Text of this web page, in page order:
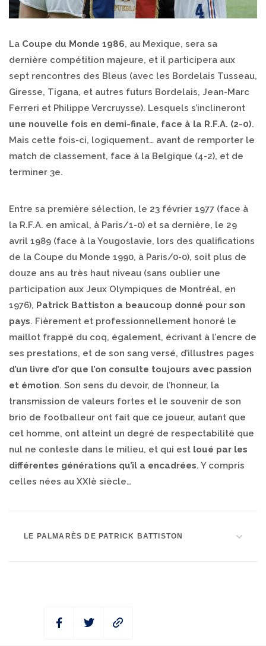
La Coupe du Monde 1986, au Mexique, sera sa
dernière compétition majeure, et il participera aux
sept rencontres des Bleus (avec les Bordelais Tusseau,
Giresse, Tigana, et autres futurs Bordelais, Jean-Marc
Ferreri et Philippe Vercruysse). Lesquels s’inclineront
une nouvelle fois en demi-finale, face à la R.F.A. (2-0).
Mais cette fois-ci, logiquement… avant de remporter le
match de classement, face à la Belgique (4-2), et de
terminer 3e.
Entre sa première sélection, le 23 février 1977 (face à
la R.F.A. en amical, à Paris/1-0) et sa dernière, le 29
avril 1989 (face à la Yougoslavie, lors des qualifications
de la Coupe du Monde 1990, à Paris/0-0), soit plus de
douze ans au très haut niveau (sans oublier une
participation aux Jeux Olympiques de Montréal, en
1976), Patrick Battiston a beaucoup donné pour son
pays. Fièrement et professionnellement honoré le
maillot frappé du coq, également, écrivant à l’encre de
ses prestations, et de son sang versé, d’illustres pages
d’un livre d’or que l’on consulte toujours avec passion
et émotion. Son sens du devoir, de l’honneur, la
transmission de valeurs fortes et le souvenir de son
brio de footballeur ont fait que ce joueur, autant que
cet homme, ont atteint un degré de respectabilité que
nul ne conteste dans le milieu, et qui est loué par les
différentes générations qu’il a encadrées. Y compris
celles nées au XXIè siècle…
LE PALMARÈS DE PATRICK BATTISTON